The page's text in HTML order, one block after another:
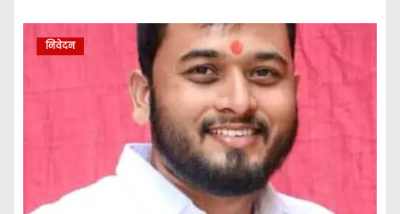
निवेदन